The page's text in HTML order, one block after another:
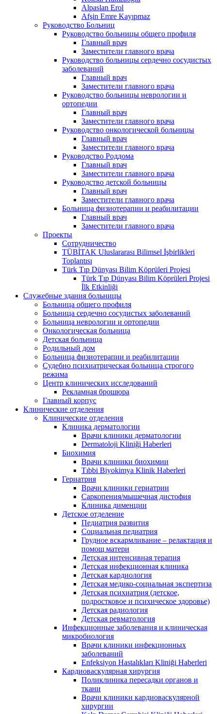
Alpaslan Erol
Afşin Emre Kayıpmaz
Руководство Больниц
Руководство больницы общего профиля
Главный врач
Заместители главного врача
Руководство больницы сердечно сосудистых
заболеваний
Главный врач
Заместители главного врача
Руководство больницы неврологии и
ортопедии
Главный врач
Заместители главного врача
Руководство онкологической больницы
Главный врач
Заместители главного врача
Руководство Роддома
Главный врач
Заместители главного врача
Руководство детской больницы
Главный врач
Заместители главного врача
Больница физиотерапии и реабилитации
Главный врач
Заместители главного врача
Проекты
Сотрудничество
TÜBİTAK Uluslararası Bilimsel İşbirlikleri
Toplantısı
Türk Tıp Dünyası Bilim Köprüleri Projesi
Türk Tıp Dünyası Bilim Köprüleri Projesi
İlk Etkinliği
Служебные здания больницы
Больница общего профиля
Больница сердечно сосудистых заболеваний
Больница неврологии и ортопедии
Онкологическая больница
Детская больница
Родильный дом
Больница физиотерапии и реабилитации
Судебно психиатрическая больница строгого
режима
Центр клинических исследований
Рекламная брошюра
Главный корпус
Клинические отделения
Клинические отделения
Клиника дерматологии
Врачи клиники дерматологии
Dermatoloji Kliniği Haberleri
Биохимия
Врачи клиники биохимии
Tıbbi Biyokimya Klinik Haberleri
Гериатрия
Врачи клиники гериатрии
Саркопения/мышечная дистофия
Клиника дименции
Детское отделение
Педиатрия развития
Социальная педиатрия
Грудное вскармливание – релактация и
помощ матери
Детская интенсивная терапия
Детская инфекционная клиника
Детская кардиология
Детская медико-социальная экспертиза
Детская психиатрия (детское,
подростковое и психическое здоровье)
Детская радиология
Детская ревматология
Инфекционные заболевания и клиническая
микробиология
Врачи клиники инфекционных
заболеваний
Enfeksiyon Hastalıkları Kliniği Haberleri
Кардиоваскулярная хирургия
Поликлиника пересадки органов и
ткани
Врачи клиники кардиоваскулярной
хирургии